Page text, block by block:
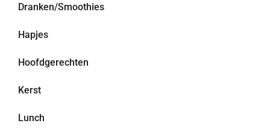
Dranken/Smoothies
Hapjes
Hoofdgerechten
Kerst
Lunch